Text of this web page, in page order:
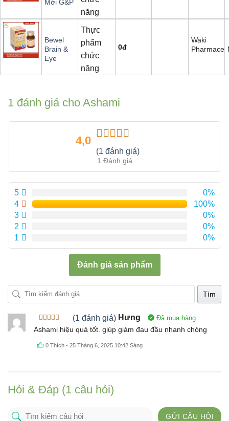
Mới G&P
năng
Bewel
Brain &
Eye
Thực
phẩm
chức
năng
0đ
Waki
1 đánh giá cho Ashami
4,0
Được xếp
hạng 4.00
5 sao
(1 đánh giá)
1 Đánh giá
5
0%
4
100%
3
0%
2
0%
1
0%
Đánh giá sản phẩm
Tìm
Được xếp
hạng4 5
sao
(1 đánh giá) Hưng Đã mua hàng
Ashami hiệu quả tốt. giúp giảm đau đầu nhanh chóng
0 Thích -25 Tháng 6, 2025 10:42 Sáng
Hỏi & Đáp (1 câu hỏi)
GỬI CÂU HỎI